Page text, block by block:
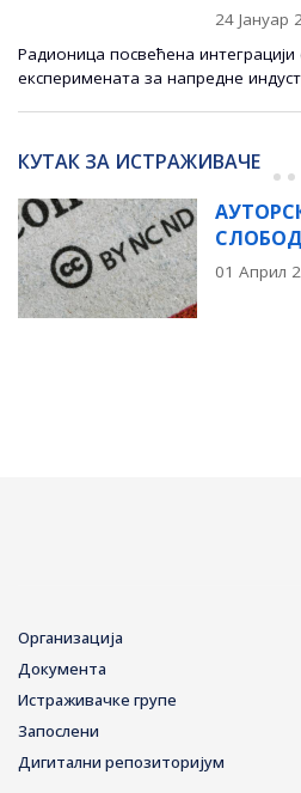
24 Јануар
Радионица посвећена интеграцији
експеримената за напредне
КУТАК ЗА ИСТРАЖИВАЧЕ
01 Април
Организација
Документа
Истраживачке групе
Запослени
Дигитални репозиторијум